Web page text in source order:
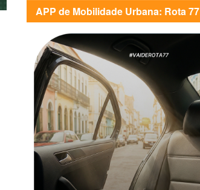
APP de Mobilidade Urbana: Rota 77